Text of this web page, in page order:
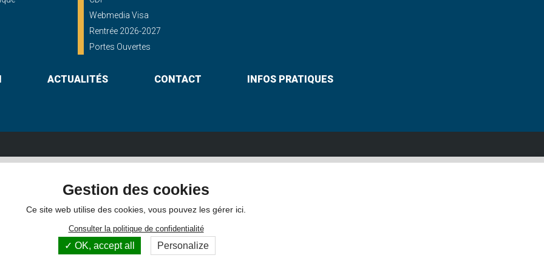
Webmedia Visa
Rentrée 2026-2027
Portes Ouvertes
ACTUALITÉS CONTACT INFOS PRATIQUES
- 56000 VANNES
Itinéraire
16, rue du Maréchal Foch - 56000 VANNES
02 97 46 60 30 Itinéraire
Gestion des cookies
Ce site web utilise des cookies, vous pouvez les gérer ici.
Consulter la politique de confidentialité
OK, accept all Personalize